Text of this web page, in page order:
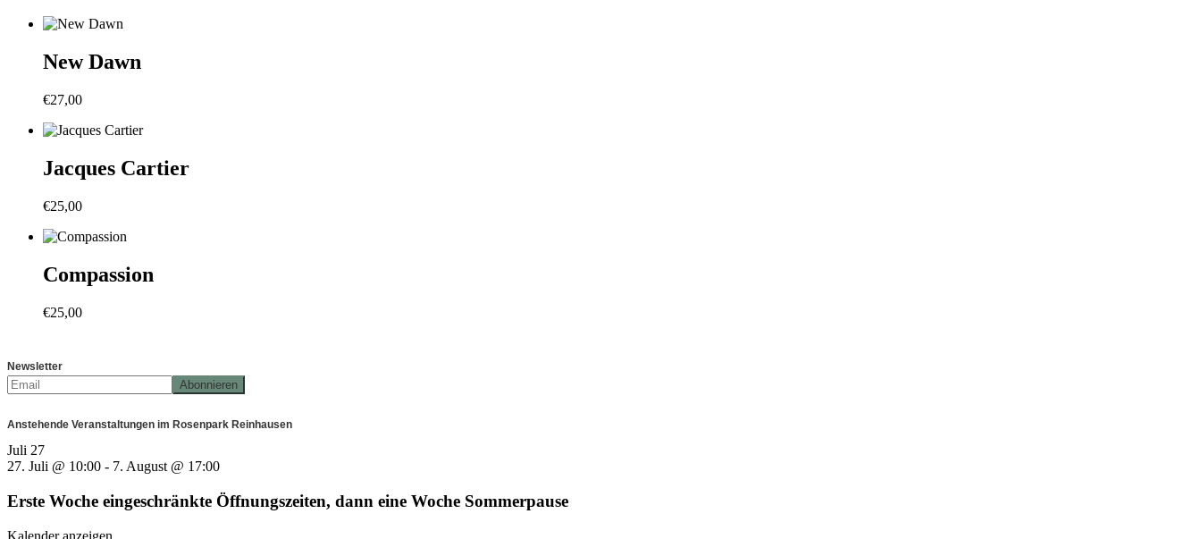
New Dawn
€27,00
Jacques Cartier
€25,00
Compassion
€25,00
Newsletter
Anstehende Veranstaltungen im Rosenpark Reinhausen
Juli 27
27. Juli @ 10:00 - 7. August @ 17:00
Erste Woche eingeschränkte Öffnungszeiten, dann eine Woche Sommerpause
Kalender anzeigen